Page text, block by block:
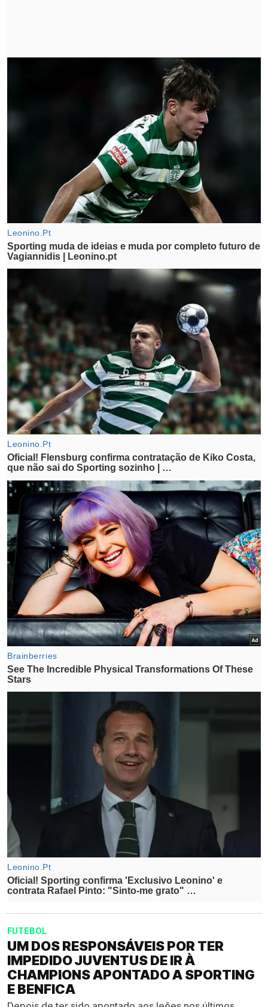
FUTEBOL
UM DOS RESPONSÁVEIS POR TER
IMPEDIDO JUVENTUS DE IR À
CHAMPIONS APONTADO A SPORTING
E BENFICA